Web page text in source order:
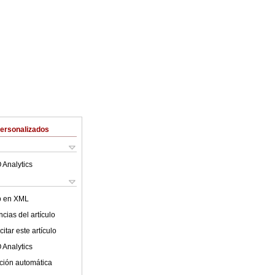
Analytics
en XML
del artículo
este artículo
Analytics
automática